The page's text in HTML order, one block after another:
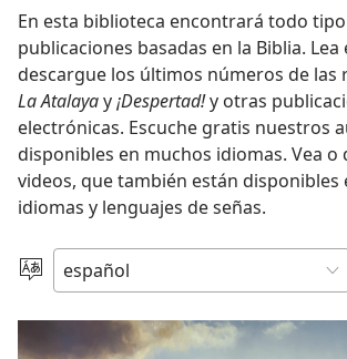
En esta biblioteca encontrará todo
publicaciones basadas en la Biblia. Lea
descargue los últimos números de las
La Atalayay¡Despertad!y otras
electrónicas. Escuche gratis nuestros
disponibles en muchos idiomas. Vea o
videos, que también están disponibles
idiomas y lenguajes de señas.
Elegir
idioma